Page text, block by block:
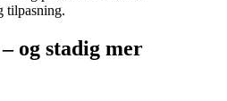
tilpasning.
og stadig mer